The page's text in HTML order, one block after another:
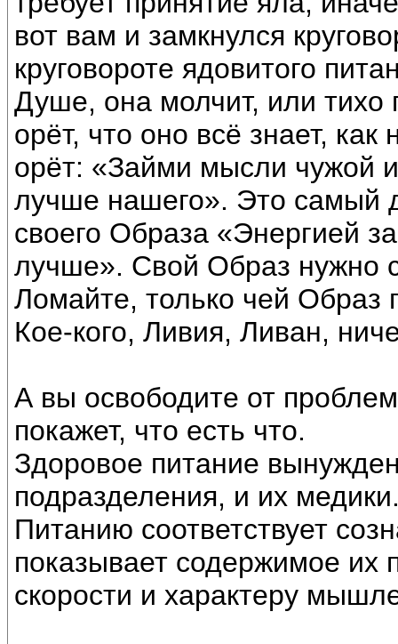
вот вам и замкнулся
круговороте ядовитого
Душе, она молчит, или тихо
орёт, что оно всё знает,
орёт: «Займи мысли чужой
лучше нашего». Это самый
своего Образа «Энергией
лучше». Свой Образ нужно
Ломайте, только чей Образ
Кое-кого, Ливия, Ливан,
А вы освободите от
покажет, что есть что.
Здоровое питание
подразделения, и их
Питанию соответствует
показывает содержимое их
скорости и характеру